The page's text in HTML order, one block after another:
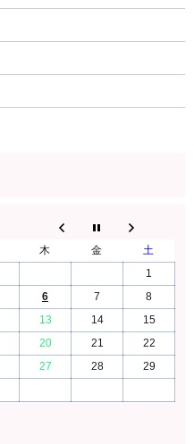
木 金
土
1
6 7
8
13 14
15
20 21
22
27 28
29